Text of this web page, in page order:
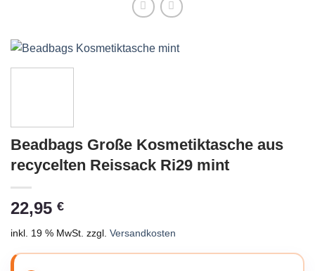
Beadbags Große Kosmetiktasche aus
recycelten Reissack Ri29 mint
22,95 €
inkl. 19 % MwSt. zzgl. Versandkosten